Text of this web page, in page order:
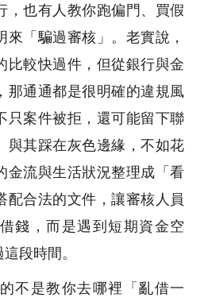
，也有人教你跑偏門、買假
來「騙過審核」。老實說，
比較快過件，但從銀行與金
那通通都是很明確的違規風
只案件被拒，還可能留下聯
與其踩在灰色邊緣，不如花
金流與生活狀況整理成「看
配合法的文件，讓審核人員
錢，而是遇到短期資金空
段時間。
不是教你去哪裡「亂借一